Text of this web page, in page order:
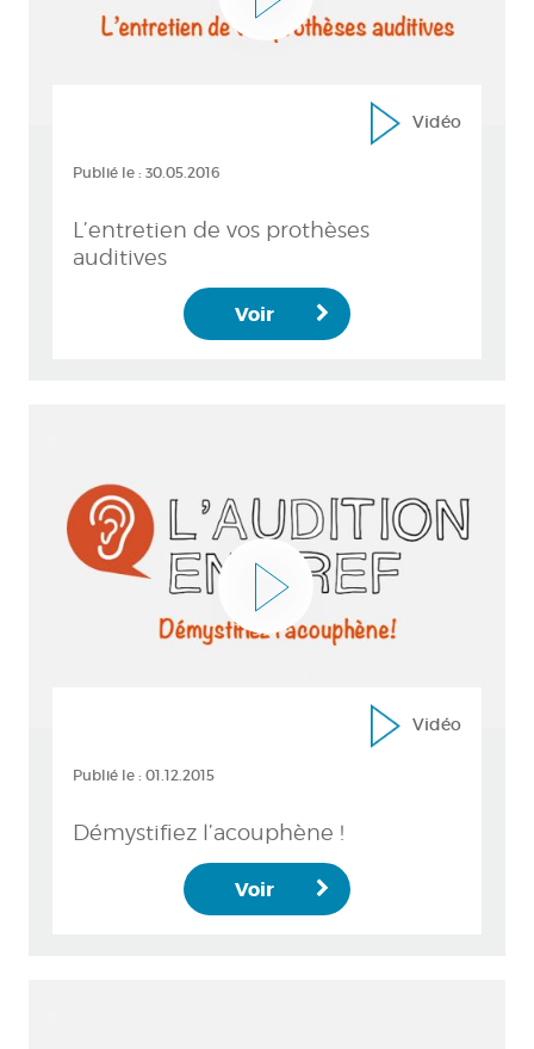
Vidéo
Publié le : 30.05.2016
L’entretien de vos prothèses
auditives
Voir
Vidéo
Publié le : 01.12.2015
Démystifiez l’acouphène !
Voir